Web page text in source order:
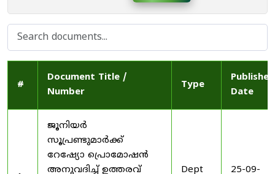
#
Document Title /
Number
Type
Published
Date
ജൂനിയർ
സൂപ്രണ്ടുമാർക്ക്
റേഷ്യോ പ്രൊമോഷൻ
അനുവദിച്ച് ഉത്തരവ്
Dept
25-09-